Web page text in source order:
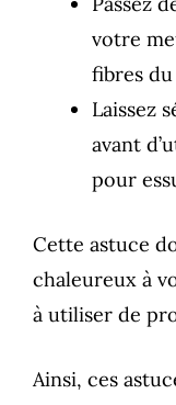
votre
fibres
Laissez
avant
pour
Cette astuce
chaleureux à
à utiliser de
Ainsi, ces